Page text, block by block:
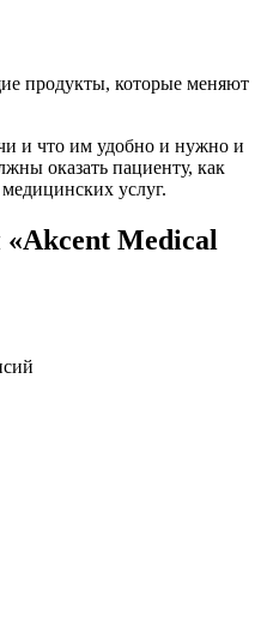
продукты, которые меняют
и что им удобно и нужно и
оказать пациенту, как
услуг.
Medical